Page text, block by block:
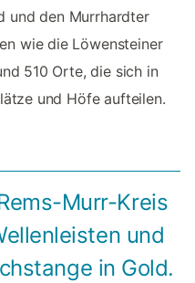
und den Murrhardter
wie die Löwensteiner
510 Orte, die sich in
und Höfe aufteilen.
Murr-Kreis
und
in Gold.